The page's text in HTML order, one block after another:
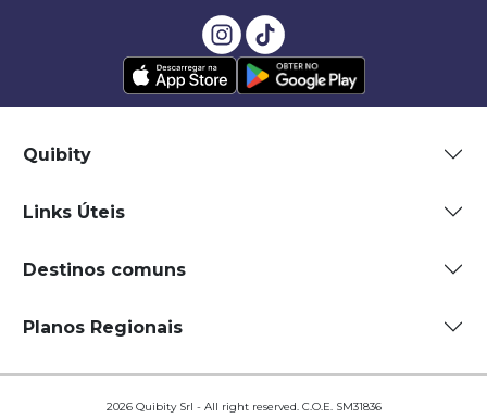
Quibity
Links Úteis
Destinos comuns
Planos Regionais
2026 Quibity Srl - All right reserved. C.O.E. SM31836